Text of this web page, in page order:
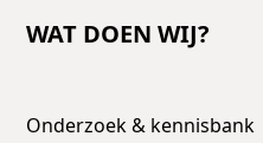
WAT DOEN WIJ?
Onderzoek & kennisbank